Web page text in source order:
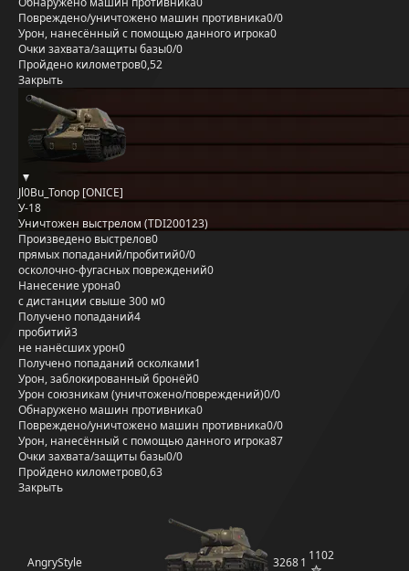
Повреждено/уничтожено машин противника0/0
Урон, нанесённый с помощью данного игрока0
Очки захвата/защиты базы0/0
Пройдено километров0,52
Закрыть
Jl0Bu_Tonop [ONICE]
У-18
Уничтожен выстрелом (TDI200123)
Произведено выстрелов0
прямых попаданий/пробитий0/0
осколочно-фугасных повреждений0
Нанесение урона0
с дистанции свыше 300 м0
Получено попаданий4
пробитий3
не нанёсших урон0
Получено попаданий осколками1
Урон, заблокированный бронёй0
Урон союзникам (уничтожено/повреждений)0/0
Обнаружено машин противника0
Повреждено/уничтожено машин противника0/0
Урон, нанесённый с помощью данного игрока87
Очки захвата/защиты базы0/0
Пройдено километров0,63
Закрыть
AngryStyle 32681 1102